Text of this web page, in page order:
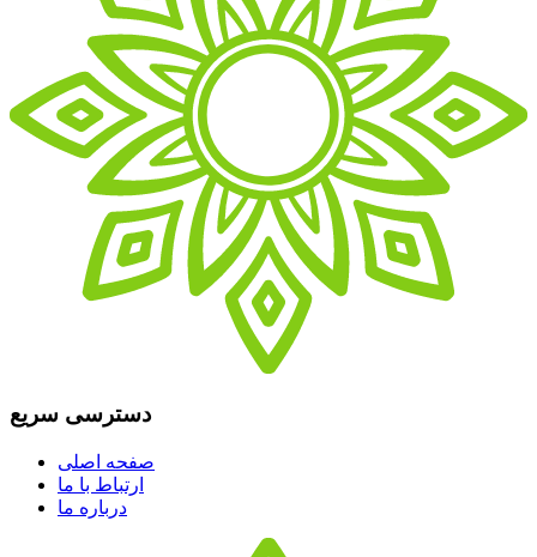
دسترسی سریع
صفحه اصلی
ارتباط با ما
درباره ما